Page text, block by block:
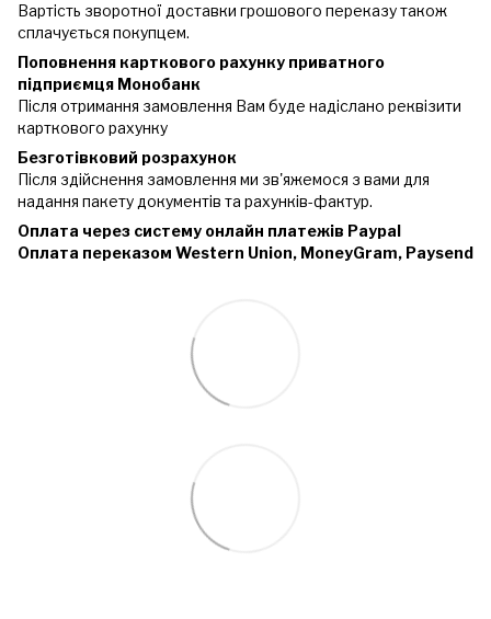
Вартість зворотної доставки грошового переказу також
сплачується покупцем.
Поповнення карткового рахунку приватного
підприємця Монобанк
Після отримання замовлення Вам буде надіслано реквізити
карткового рахунку
Безготівковий розрахунок
Після здійснення замовлення ми зв'яжемося з вами для
надання пакету документів та рахунків-фактур.
Оплата через систему онлайн платежів Paypal
Оплата переказом Western Union, MoneyGram, Paysend